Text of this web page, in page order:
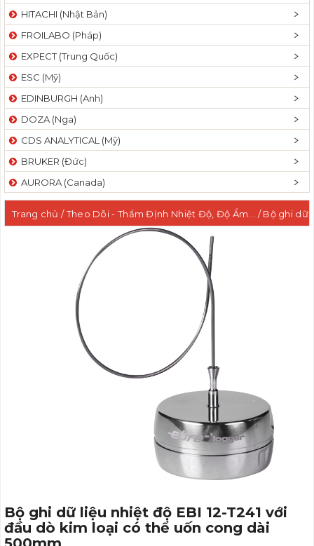
HITACHI (Nhật Bản)
FROILABO (Pháp)
EXPECT (Trung Quốc)
ESC (Mỹ)
EDINBURGH (Anh)
DOZA (Nga)
CDS ANALYTICAL (Mỹ)
BRUKER (Đức)
AURORA (Canada)
Trang chủ /Theo Dõi - Thẩm Định Nhiệt Độ, Độ Ẩm... / Bộ ghi dữ
liệu nhiệt độ EBI 12-T241 với đầu dò kim loại có thể uốn cong dài
Bộ ghi dữ liệu nhiệt độ EBI 12-T241 với
đầu dò kim loại có thể uốn cong dài